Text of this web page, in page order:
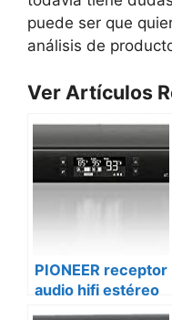
puede ser que
análisis de
Ver Artículos
PIONEER receptor
audio hifi estéreo
sx-n30ae